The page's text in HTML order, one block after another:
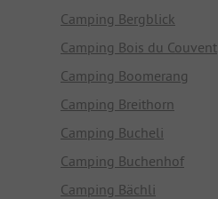
Camping Bergblick
Camping Bois du Couvent
Camping Boomerang
Camping Breithorn
Camping Bucheli
Camping Buchenhof
Camping Bächli